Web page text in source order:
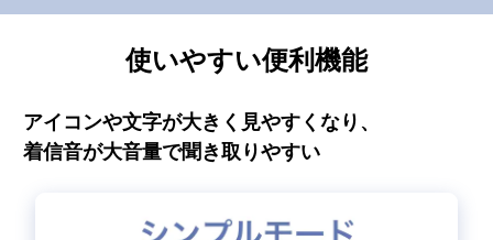
使いやすい便利機能
アイコンや文字が大きく見やすくなり、
着信音が大音量で聞き取りやすい